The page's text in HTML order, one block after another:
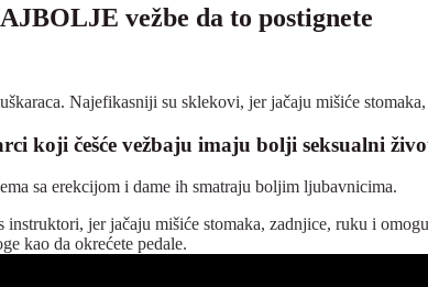
vežbe da to postignete
Najefikasniji su sklekovi, jer jačaju mišiće
koji češće vežbaju imaju bolji seksualni
sa erekcijom i dame ih smatraju boljim ljubavnicima.
jer jačaju mišiće stomaka, zadnjice, ruku i
kao da okrećete pedale.